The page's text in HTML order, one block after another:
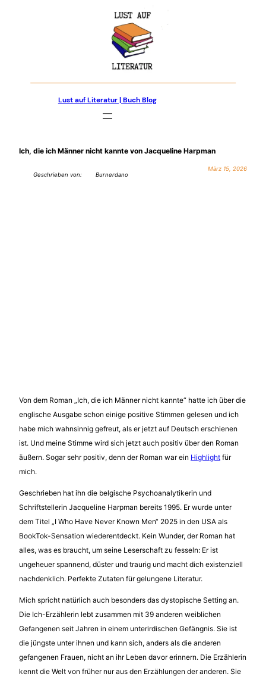
Lust auf Literatur | Buch Blog
Ich, die ich Männer nicht kannte von Jacqueline Harpman
Geschrieben von: Burnerdano
März 15, 2026
Von dem Roman „Ich, die ich Männer nicht kannte“ hatte ich über die
englische Ausgabe schon einige positive Stimmen gelesen und ich
habe mich wahnsinnig gefreut, als er jetzt auf Deutsch erschienen
ist. Und meine Stimme wird sich jetzt auch positiv über den Roman
äußern. Sogar sehr positiv, denn der Roman war ein Highlight für
mich.
Geschrieben hat ihn die belgische Psychoanalytikerin und
Schriftstellerin Jacqueline Harpman bereits 1995. Er wurde unter
dem Titel „I Who Have Never Known Men“ 2025 in den USA als
BookTok-Sensation wiederentdeckt. Kein Wunder, der Roman hat
alles, was es braucht, um seine Leserschaft zu fesseln: Er ist
ungeheuer spannend, düster und traurig und macht dich existenziell
nachdenklich. Perfekte Zutaten für gelungene Literatur.
Mich spricht natürlich auch besonders das dystopische Setting an.
Die Ich-Erzählerin lebt zusammen mit 39 anderen weiblichen
Gefangenen seit Jahren in einem unterirdischen Gefängnis. Sie ist
die jüngste unter ihnen und kann sich, anders als die anderen
gefangenen Frauen, nicht an ihr Leben davor erinnern. Die Erzählerin
kennt die Welt von früher nur aus den Erzählungen der anderen. Sie